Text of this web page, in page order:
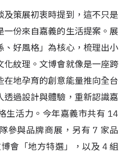
及策展初衷時提到，這不只是
一份來自嘉義的生活提案。展
、好風格」為核心，梳理出小
化紋理。文博會就像是一座跨
在地孕育的創意能量推向全台
透過設計與體驗，重新認識嘉
生活力。今年嘉義市共有 14
參與品牌商展，另有 7 家品
會「地方特選」，以及 4 組